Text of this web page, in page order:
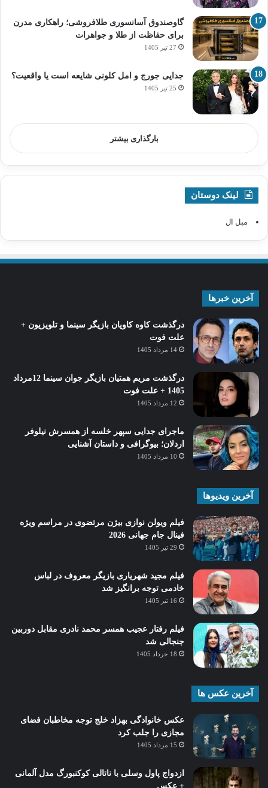
گاوصندوق آسانسوری طلافروشی؛ راهکاری مدرن
برای حفاظت از طلا و جواهرات
27 تیر 1405
جدایی جورج و امل کلونی شایعه است یا واقعیت؟
25 تیر 1405
بارگذاری بیشتر
لینک دوستان
مبل ال
آخرین خبرها
درگذشت کاوه کاویان بازیگر سینما و تلویزیون +
علت فوت
14 مرداد 1405
درگذشت مریم همتیان بازیگر جوان سینما 12مرداد
1405 + علت فوت
12 مرداد 1405
ماجرای جدایی سپهر خلسه از همسرش نیلوفر
اردلان؛ بیوگرافی و داستان آشنایی
10 مرداد 1405
آخرین ویدیوها
فیلم ویولن نوازی بیژن مرتضوی در مراسم ویژه
فینال جام جهانی 2026
29 تیر 1405
فیلم مجید شهریاری بازیگر معروف در لباس
خادمی توجه برانگیز شد
16 تیر 1405
فیلم رفتار عجیب همسر محمد نادری مقابل دوربین
جنجالی شد
18 خرداد 1405
آخرین عکس ها
عکس خانوادگی بهزاد خلج توجه مخاطبان فضای
مجازی را جلب کرد
15 مرداد 1405
ازدواج پاول وسلی با ناتالی کوکنبورگ مدل آلمانی
+ عکس